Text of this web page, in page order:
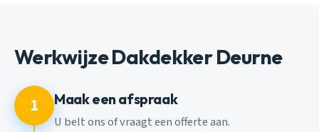
Werkwijze Dakdekker Deurne
1 Maak een afspraak
U belt ons of vraagt een offerte aan.